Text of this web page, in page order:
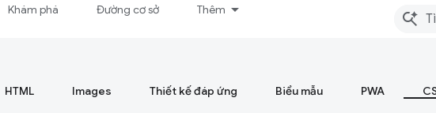
Khám phá Đường cơ sở Thêm
HTML Images Thiết kế đáp ứng Biểu mẫu PWA